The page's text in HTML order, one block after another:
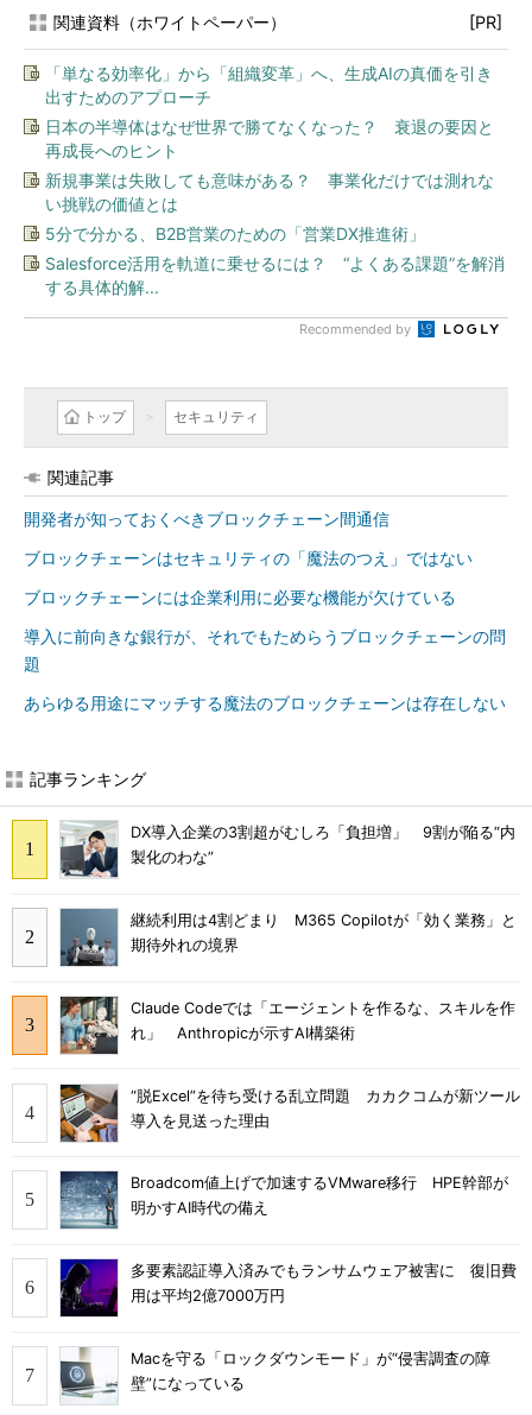
関連資料（ホワイトペーパー） [PR]
「単なる効率化」から「組織変革」へ、生成AIの真価を引き
出すためのアプローチ
日本の半導体はなぜ世界で勝てなくなった？ 衰退の要因と
再成長へのヒント
新規事業は失敗しても意味がある？ 事業化だけでは測れな
い挑戦の価値とは
5分で分かる、B2B営業のための「営業DX推進術」
Salesforce活用を軌道に乗せるには？ “よくある課題”を解消
する具体的解...
Recommended by
トップ セキュリティ
関連記事
開発者が知っておくべきブロックチェーン間通信
ブロックチェーンはセキュリティの「魔法のつえ」ではない
ブロックチェーンには企業利用に必要な機能が欠けている
導入に前向きな銀行が、それでもためらうブロックチェーンの問
題
あらゆる用途にマッチする魔法のブロックチェーンは存在しない
記事ランキング
DX導入企業の3割超がむしろ「負担増」 9割が陥る“内
製化のわな”
継続利用は4割どまり M365 Copilotが「効く業務」と
期待外れの境界
Claude Codeでは「エージェントを作るな、スキルを作
れ」 Anthropicが示すAI構築術
“脱Excel”を待ち受ける乱立問題 カカクコムが新ツール
導入を見送った理由
Broadcom値上げで加速するVMware移行 HPE幹部が
明かすAI時代の備え
多要素認証導入済みでもランサムウェア被害に 復旧費
用は平均2億7000万円
Macを守る「ロックダウンモード」が“侵害調査の障
壁”になっている